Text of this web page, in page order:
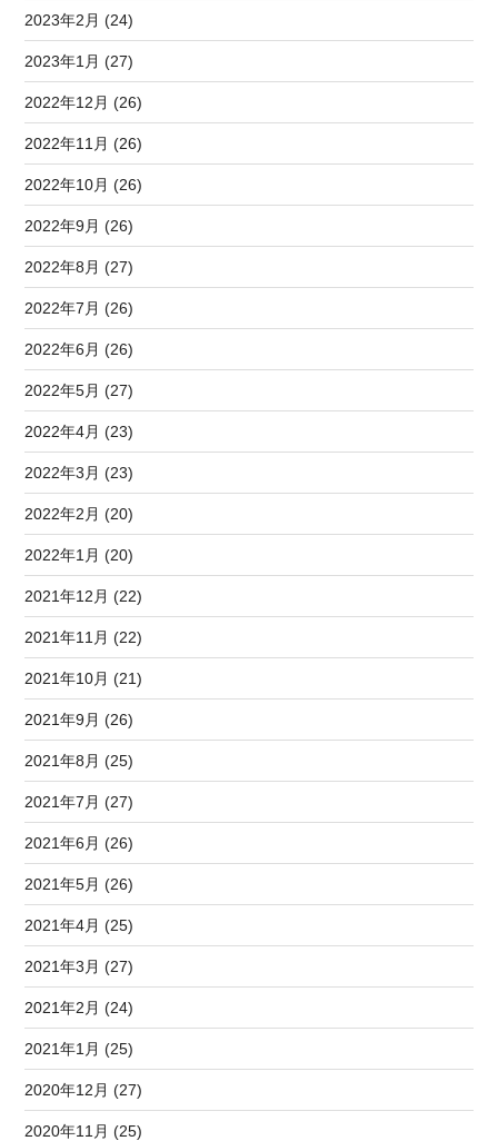
2023年2月 (24)
2023年1月 (27)
2022年12月 (26)
2022年11月 (26)
2022年10月 (26)
2022年9月 (26)
2022年8月 (27)
2022年7月 (26)
2022年6月 (26)
2022年5月 (27)
2022年4月 (23)
2022年3月 (23)
2022年2月 (20)
2022年1月 (20)
2021年12月 (22)
2021年11月 (22)
2021年10月 (21)
2021年9月 (26)
2021年8月 (25)
2021年7月 (27)
2021年6月 (26)
2021年5月 (26)
2021年4月 (25)
2021年3月 (27)
2021年2月 (24)
2021年1月 (25)
2020年12月 (27)
2020年11月 (25)